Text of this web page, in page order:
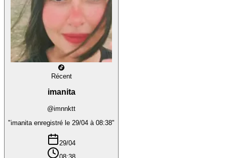
Récent
imanita
@imnnktt
"imanita enregistré le 29/04 à 08:38"
29/04